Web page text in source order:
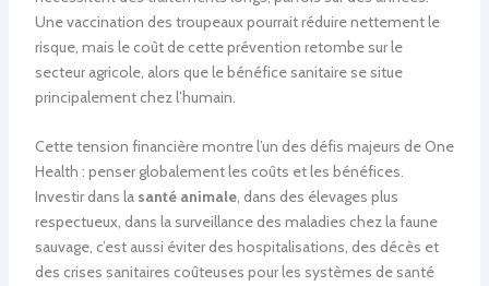
Une vaccination des troupeaux pourrait réduire nettement le
risque, mais le coût de cette prévention retombe sur le
secteur agricole, alors que le bénéfice sanitaire se situe
principalement chez l’humain.
Cette tension financière montre l’un des défis majeurs de One
Health : penser globalement les coûts et les bénéfices.
Investir dans la santé animale, dans des élevages plus
respectueux, dans la surveillance des maladies chez la faune
sauvage, c’est aussi éviter des hospitalisations, des décès et
des crises sanitaires coûteuses pour les systèmes de santé